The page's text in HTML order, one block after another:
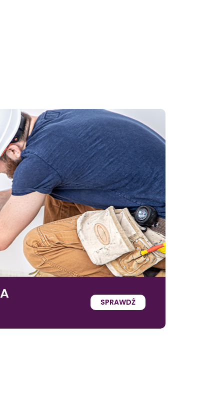
SPRAWDŹ